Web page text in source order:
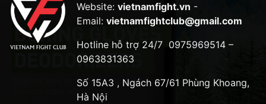
Website: vietnamfight.vn -
Email: vietnamfightclub@gmail.com
Hotline hỗ trợ 24/7 0975969514 –
0963831363
Số 15A3 , Ngách 67/61 Phùng Khoang,
Hà Nội